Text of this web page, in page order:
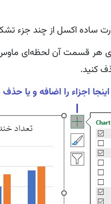
ساده اکسل از چند جزء
هر قسمت آن لحظه‌ای ماوس